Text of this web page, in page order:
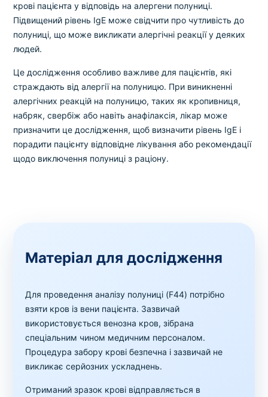
крові пацієнта у відповідь на алергени полуниці.
Підвищений рівень IgE може свідчити про чутливість до
полуниці, що може викликати алергічні реакції у деяких
людей.
Це дослідження особливо важливе для пацієнтів, які
страждають від алергії на полуницю. При виникненні
алергічних реакцій на полуницю, таких як кропивниця,
набряк, свербіж або навіть анафілаксія, лікар може
призначити це дослідження, щоб визначити рівень IgE і
порадити пацієнту відповідне лікування або рекомендації
щодо виключення полуниці з раціону.
Матеріал для дослідження
Для проведення аналізу полуниці (F44) потрібно
взяти кров із вени пацієнта. Зазвичай
використовується венозна кров, зібрана
спеціальним чином медичним персоналом.
Процедура забору крові безпечна і зазвичай не
викликає серйозних ускладнень.
Отриманий зразок крові відправляється в
Якщо ви не знаєте, які аналізи вам необхідні,
запишіться до лікаряна консультацію .
своєчасного оновлення розміщеного на сайті прайс-
листа. Проте, щоб уникнути можливих непорозумінь,
рекомендуємо уточнювати вартість та терміни
виконання досліджень за телефонами, вказаними на
сайті.